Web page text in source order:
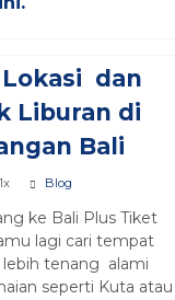
dan
Liburan di
Bali
Blog
ke Bali Plus Tiket
lagi cari tempat
lebih tenang alami
seperti Kuta atau